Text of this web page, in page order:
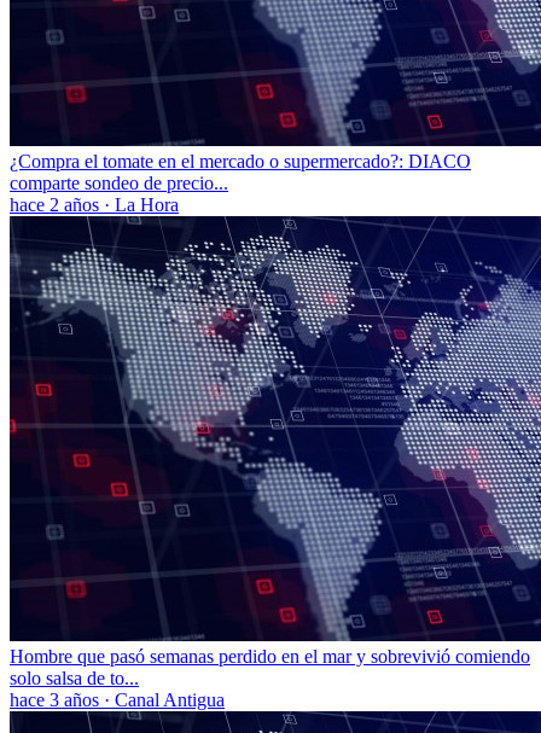
¿Compra el tomate en el mercado o supermercado?: DIACO
comparte sondeo de precio...
hace 2 años · La Hora
Hombre que pasó semanas perdido en el mar y sobrevivió comiendo
solo salsa de to...
hace 3 años · Canal Antigua